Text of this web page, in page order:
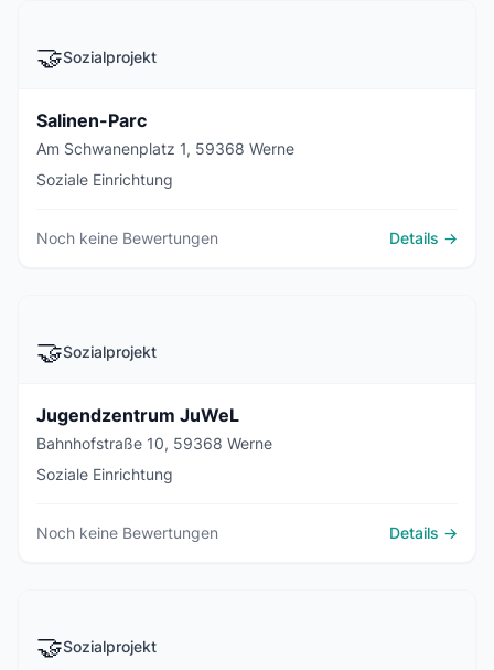
🤝Sozialprojekt
Salinen-Parc
Am Schwanenplatz 1, 59368 Werne
Soziale Einrichtung
Noch keine Bewertungen Details →
🤝Sozialprojekt
Jugendzentrum JuWeL
Bahnhofstraße 10, 59368 Werne
Soziale Einrichtung
Noch keine Bewertungen Details →
🤝Sozialprojekt